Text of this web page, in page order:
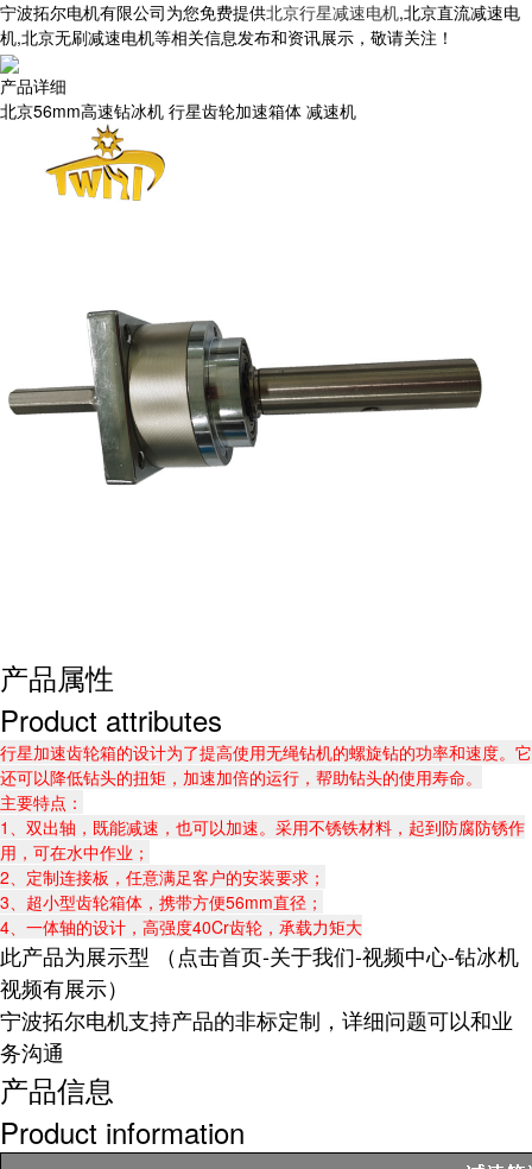
宁波拓尔电机有限公司为您免费提供北京行星减速电机,北京直流减速电
机,北京无刷减速电机等相关信息发布和资讯展示，敬请关注！
产品详细
北京56mm高速钻冰机 行星齿轮加速箱体 减速机
产品属性
Product attributes
行星加速齿轮箱的设计为了提高使用无绳钻机的螺旋钻的功率和速度。它
还可以降低钻头的扭矩，加速加倍的运行，帮助钻头的使用寿命。
主要特点：
1、双出轴，既能减速，也可以加速。采用不锈铁材料，起到防腐防锈作
用，可在水中作业；
2、定制连接板，任意满足客户的安装要求；
3、超小型齿轮箱体，携带方便56mm直径；
4、一体轴的设计，高强度40Cr齿轮，承载力矩大
此产品为展示型 （点击首页-关于我们-视频中心-钻冰机
视频有展示）
宁波拓尔电机支持产品的非标定制，详细问题可以和业
务沟通
产品信息
Product information